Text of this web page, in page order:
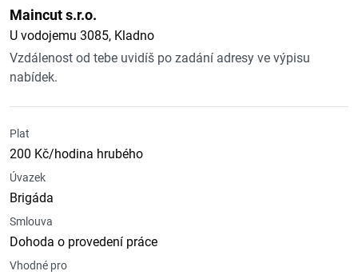
Maincut s.r.o.
U vodojemu 3085, Kladno
Vzdálenost od tebe uvidíš po zadání adresy ve výpisu
nabídek.
Plat
200 Kč/hodina hrubého
Úvazek
Brigáda
Smlouva
Dohoda o provedení práce
Vhodné pro